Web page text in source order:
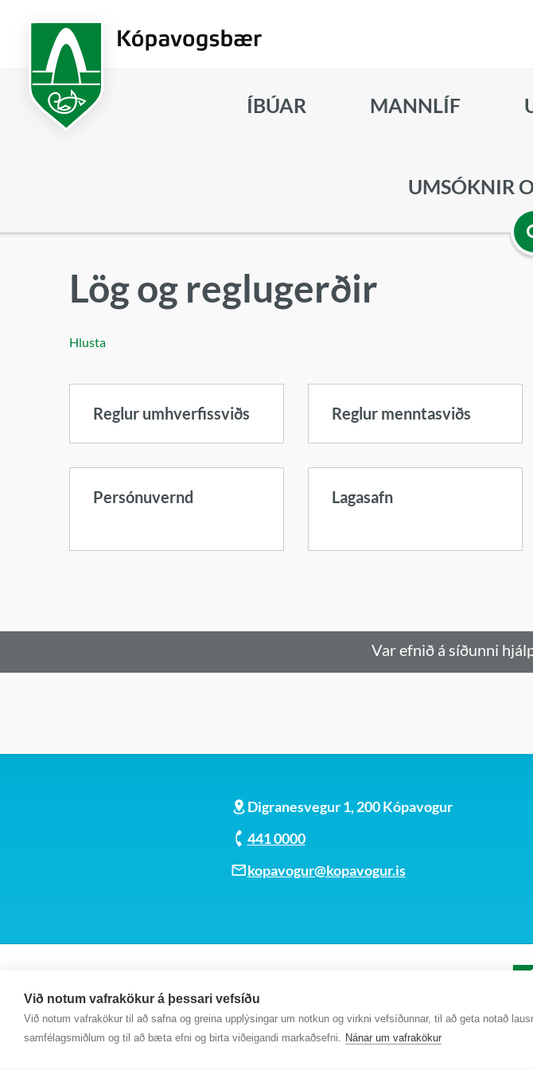
Við notum vafrakökur á þessari vefsíðu
Við notum vafrakökur til að safna og greina upplýsingar um notkun og virkni vefsíðunnar, til að geta notað
samfélagsmiðlum og til að bæta efni og birta viðeigandi markaðsefni. Nánar um vafrakökur
ÍBÚAR MANNLÍF
UMSÓKNIR
Lög og reglugerðir
Hlusta
Reglur umhverfissviðs Reglur menntasviðs
Persónuvernd Lagasafn
Var efnið á síðunni
Digranesvegur 1, 200 Kópavogur
441 0000
kopavogur@kopavogur.is